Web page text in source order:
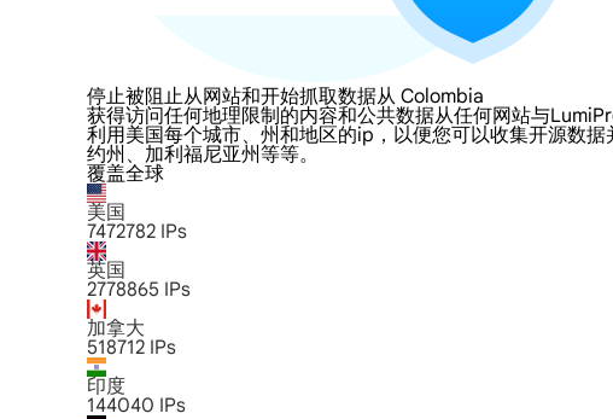
停止被阻止从网站和开始抓取数据从 Colombia
获得访问任何地理限制的内容和公共数据从任何网站与
利用美国每个城市、州和地区的ip，以便您可以收集开源数
约州、加利福尼亚州等等。
覆盖全球
美国
7472782 IPs
英国
2778865 IPs
加拿大
518712 IPs
印度
144040 IPs